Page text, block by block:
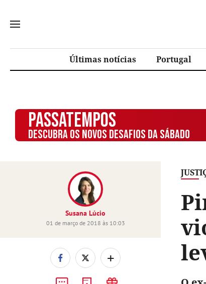
Últimas notícias Portugal
PASSATEMPOS
DESCUBRA OS NOVOS DESAFIOS DA SÁBADO
Susana Lúcio
01 de março de 2018 às 10:03
+